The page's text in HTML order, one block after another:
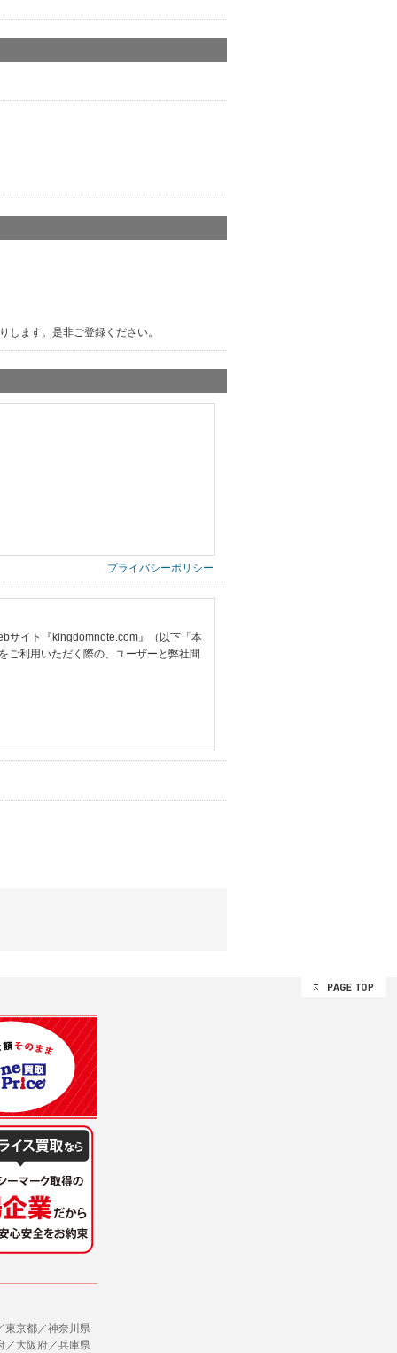
ます。是非ご登録ください。
供いただいた情報）
写し等）、および当該書類に含まれる
れる住所※、投稿時にご提供いただいた
、その許可の際にご同意いただいた内容
請求収納、商品・サービスの提供、品
、お客様からのお申し出により利用を停
得ることが困難であるとき。
して協力する必要がある場合であって、
し、委託する場合は委託した個人データ
サービス等が利用できない場合があり
を閲覧・利用していただくためにクッ
プライバシーポリシー
サイト『kingdomnote.com』（以下「本
ご利用いただく際の、ユーザーと弊社間
追加規定は、本規約の一部を構成しま
す。
るものとします。弊社が本規約を変更し
ト又は本サービスを利用された場合に
及び弊社が指定する個人情報などを、ユ
のとします。
、第三者の使用などによる損害の責任
きを行なうものとします。
用する過程において、弊社が知り得た情
クトメールなど）を行なう場合。
。
東京都／神奈川県
／大阪府／兵庫県